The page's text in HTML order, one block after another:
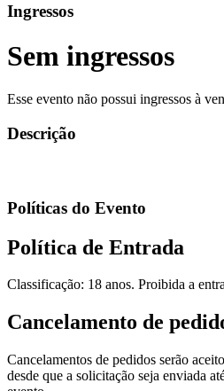
Ingressos
Sem ingressos
Esse evento não possui ingressos à
Descrição
Políticas do Evento
Política de Entrada
Classificação: 18 anos. Proibida a
Cancelamento de
Cancelamentos de pedidos serão
desde que a solicitação seja enviada